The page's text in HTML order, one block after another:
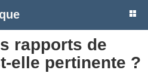
rapports de
elle pertinente ?